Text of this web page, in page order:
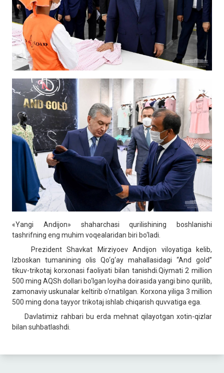
«Yangi Andijon» shaharchasi qurilishining boshlanishi
tashrifning eng muhim voqealaridan biri bo‘ladi.
Prezident Shavkat Mirziyoev Andijon viloyatiga kelib,
Izboskan tumanining olis Qo‘g‘ay mahallasidagi “And gold”
tikuv-trikotaj korxonasi faoliyati bilan tanishdi.Qiymati 2 million
500 ming AQSh dollari bo‘lgan loyiha doirasida yangi bino qurilib,
zamonaviy uskunalar keltirib o‘rnatilgan. Korxona yiliga 3 million
500 ming dona tayyor trikotaj ishlab chiqarish quvvatiga ega.
Davlatimiz rahbari bu erda mehnat qilayotgan xotin-qizlar
bilan suhbatlashdi.